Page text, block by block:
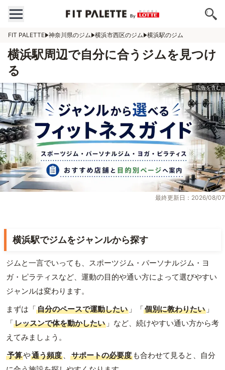
FIT PALETTE 神奈川県のジム 横浜市西区のジム 横浜駅のジム
横浜駅周辺で自分に合うジムを見つけ
る
最終更新日：2026/08/07
横浜駅でジムをジャンルから探す
ジムと一言でいっても、スポーツジム・パーソナルジム・ヨ
ガ・ピラティスなど、運動の目的や通い方によって選びやすい
ジャンルは変わります。
まずは「自分のペースで運動したい 」「個別に教わりたい 」
「レッスンで体を動かしたい 」など、続けやすい通い方から考
えてみましょう。
予算や通う頻度 、 サポートの必要度 も合わせて見ると、自分